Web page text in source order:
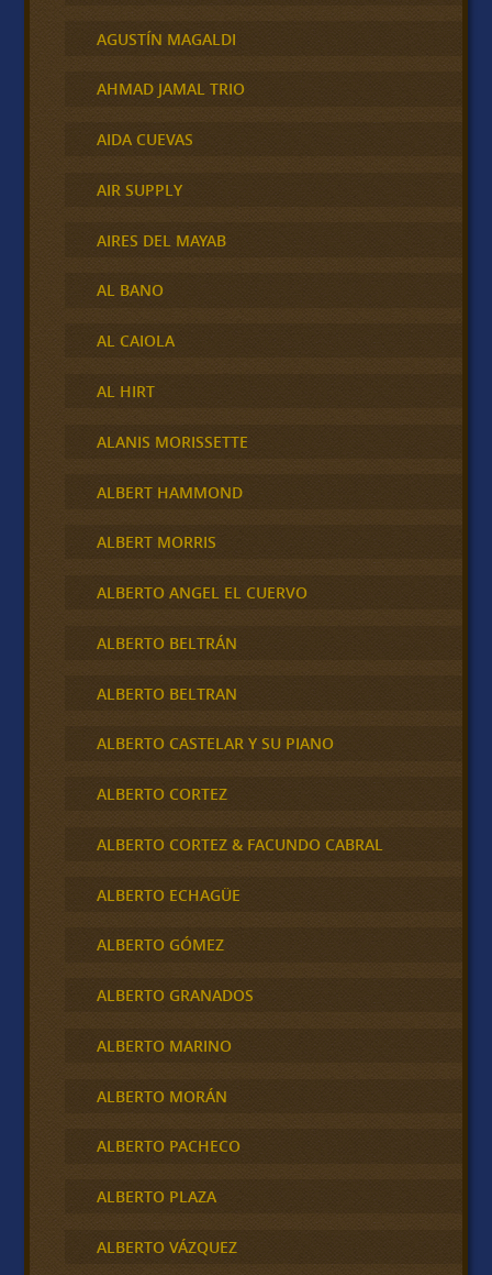
AGUSTÍN MAGALDI
AHMAD JAMAL TRIO
AIDA CUEVAS
AIR SUPPLY
AIRES DEL MAYAB
AL BANO
AL CAIOLA
AL HIRT
ALANIS MORISSETTE
ALBERT HAMMOND
ALBERT MORRIS
ALBERTO ANGEL EL CUERVO
ALBERTO BELTRÁN
ALBERTO BELTRAN
ALBERTO CASTELAR Y SU PIANO
ALBERTO CORTEZ
ALBERTO CORTEZ & FACUNDO CABRAL
ALBERTO ECHAGÜE
ALBERTO GÓMEZ
ALBERTO GRANADOS
ALBERTO MARINO
ALBERTO MORÁN
ALBERTO PACHECO
ALBERTO PLAZA
ALBERTO VÁZQUEZ